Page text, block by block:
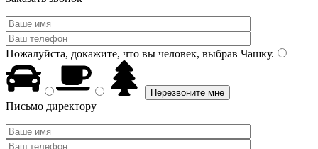
Пожалуйста, докажите, что вы человек, выбрав Чашку.
Письмо директору